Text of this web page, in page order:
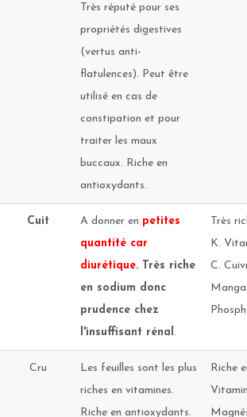
Très réputé pour ses
propriétés digestives
(vertus anti-
flatulences). Peut être
utilisé en cas de
constipation et pour
traiter les maux
buccaux. Riche en
antioxydants.
Cuit A donner en petites
quantité car
diurétique. Très riche
en sodium donc
prudence chez
l'insuffisant rénal .
Très
K.
C.
Cru
Les feuilles sont les plus
riches en vitamines.
Riche en antioxydants.
Riche